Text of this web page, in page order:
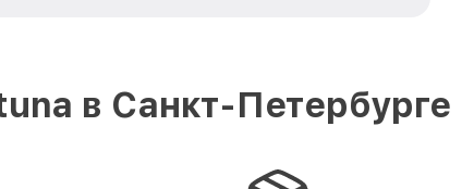
в Санкт-Петербурге